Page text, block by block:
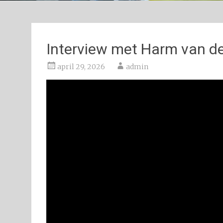
Interview met Harm van
april 29, 2026 admin